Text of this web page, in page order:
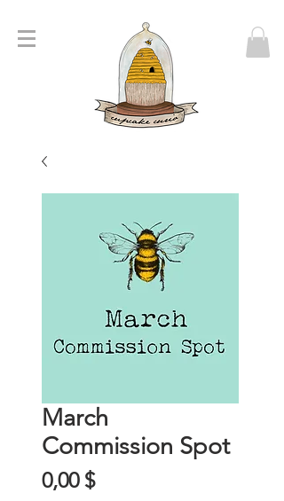
March
Commission Spot
0,00 $Цена